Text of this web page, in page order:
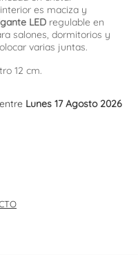
es maciza y
LED regulable en
salones, dormitorios y
varias juntas.
12 cm.
entre Lunes 17 Agosto 2026